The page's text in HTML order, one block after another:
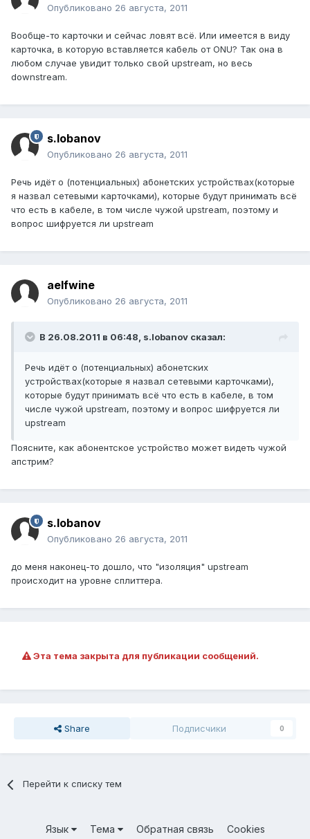
Опубликовано 26 августа, 2011
Вообще-то карточки и сейчас ловят всё. Или имеется в виду
карточка, в которую вставляется кабель от ONU? Так она в
любом случае увидит только свой upstream, но весь
downstream.
s.lobanov
Опубликовано 26 августа, 2011
Речь идёт о (потенциальных) абонетских устройствах(которые
я назвал сетевыми карточками), которые будут принимать всё
что есть в кабеле, в том числе чужой upstream, поэтому и
вопрос шифруется ли upstream
aelfwine
Опубликовано 26 августа, 2011
В 26.08.2011 в 06:48, s.lobanov сказал:
Речь идёт о (потенциальных) абонетских
устройствах(которые я назвал сетевыми карточками),
которые будут принимать всё что есть в кабеле, в том
числе чужой upstream, поэтому и вопрос шифруется ли
upstream
Поясните, как абонентское устройство может видеть чужой
апстрим?
s.lobanov
Опубликовано 26 августа, 2011
до меня наконец-то дошло, что "изоляция" upstream
происходит на уровне сплиттера.
Эта тема закрыта для публикации сообщений.
Share Подписчики 0
Перейти к списку тем
Язык Тема Обратная связь
Cookies